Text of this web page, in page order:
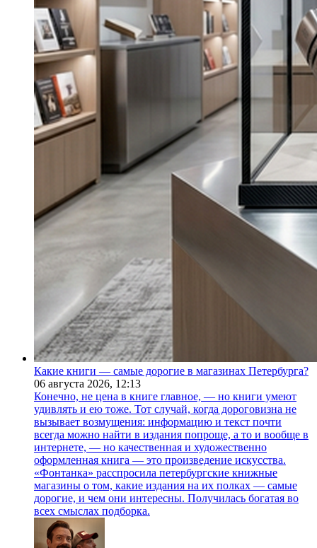
Какие книги — самые дорогие в магазинах Петербурга?
06 августа 2026, 12:13
Конечно, не цена в книге главное, — но книги умеют
удивлять и ею тоже. Тот случай, когда дороговизна не
вызывает возмущения: информацию и текст почти
всегда можно найти в издания попроще, а то и вообще в
интернете, — но качественная и художественно
оформленная книга — это произведение искусства.
«Фонтанка» расспросила петербургские книжные
магазины о том, какие издания на их полках — самые
дорогие, и чем они интересны. Получилась богатая во
всех смыслах подборка.